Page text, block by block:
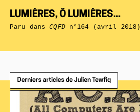
LUMIÈRES, Ô LUMIÈRES...
Paru dansCQFDn°164 (avril 2018)
Derniers articles de Julien Tewfiq